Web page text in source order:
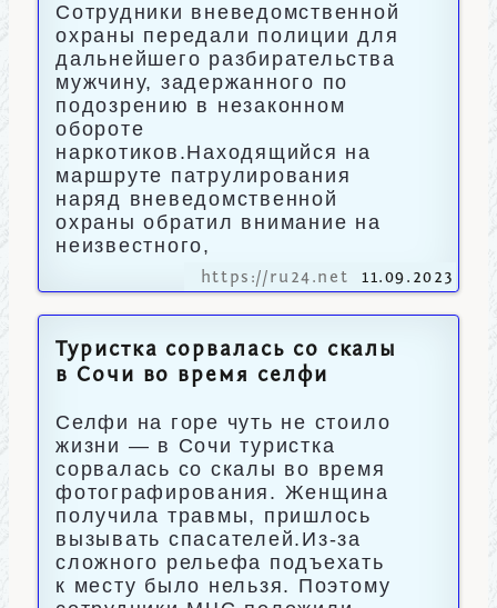
Сотрудники вневедомственной
охраны передали полиции для
дальнейшего разбирательства
мужчину, задержанного по
подозрению в незаконном
обороте
наркотиков.Находящийся на
маршруте патрулирования
наряд вневедомственной
охраны обратил внимание на
неизвестного,
https://ru24.net 11.09.2023
Туристка сорвалась со скалы
в Сочи во время селфи
Селфи на горе чуть не стоило
жизни — в Сочи туристка
сорвалась со скалы во время
фотографирования. Женщина
получила травмы, пришлось
вызывать спасателей.Из-за
сложного рельефа подъехать
к месту было нельзя. Поэтому